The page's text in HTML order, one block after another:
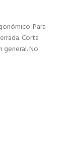
Para
Corta
general. No